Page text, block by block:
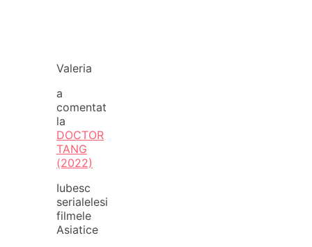
Valeria
a
comentat
la
DOCTOR
TANG
(2022)
Iubesc
serialelesi
filmele
Asiatice